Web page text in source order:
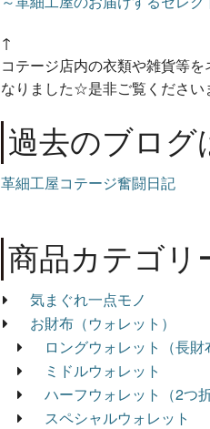
↑
コテージ店内の衣類や雑貨等
なりました☆是非ご覧ください
過去のブログ
革細工屋コテージ奮闘日記
商品カテゴリ
気まぐれ一点モノ
お財布（ウォレット）
ロングウォレット（長財
ミドルウォレット
ハーフウォレット（2つ折
スペシャルウォレット